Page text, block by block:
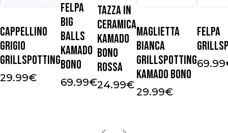
Cappellino
Grigio
Grillspotting
29.99€
Felpa
Big
Balls
Kamado
Bono
69.99€
Tazza in
ceramica
Kamado
Bono
Rossa
24.99€
Maglietta
Bianca
Grillspotting
Kamado Bono
29.99€
Felpa
69.99